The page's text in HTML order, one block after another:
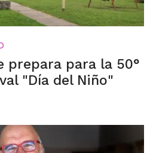
prepara para la 50°
"Día del Niño"